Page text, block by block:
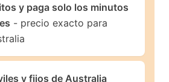
y paga solo los minutos
- precio exacto para
y fijos de Australia